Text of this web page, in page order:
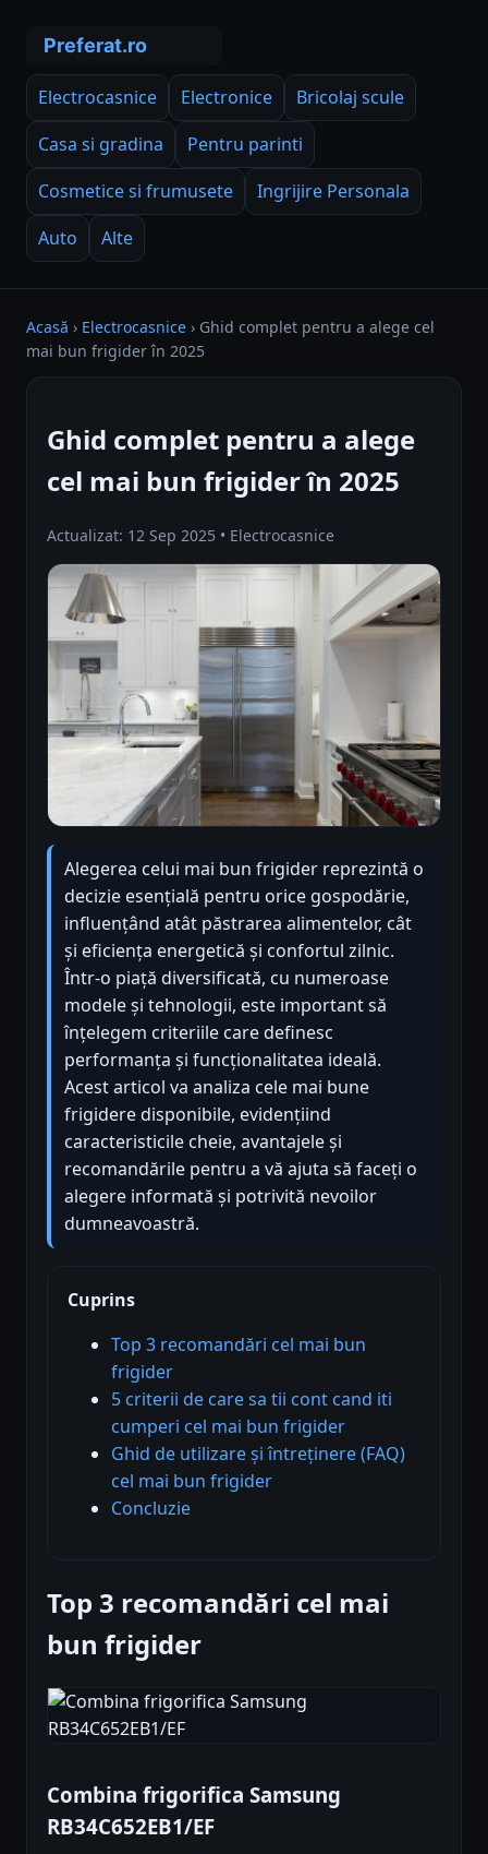
Electrocasnice Electronice
Bricolaj scule
Casa si gradina
Pentru parinti
Cosmetice si frumusete
Ingrijire Personala
Auto
Alte
Acasă › Electrocasnice › Ghid complet pentru a alege cel
mai bun frigider în 2025
Ghid complet pentru a alege
cel mai bun frigider în 2025
Actualizat: 12 Sep 2025 • Electrocasnice
Alegerea celui mai bun frigider reprezintă o
decizie esențială pentru orice gospodărie,
influențând atât păstrarea alimentelor, cât
și eficiența energetică și confortul zilnic.
Într-o piață diversificată, cu numeroase
modele și tehnologii, este important să
înțelegem criteriile care definesc
performanța și funcționalitatea ideală.
Acest articol va analiza cele mai bune
frigidere disponibile, evidențiind
caracteristicile cheie, avantajele și
recomandările pentru a vă ajuta să faceți o
alegere informată și potrivită nevoilor
dumneavoastră.
Cuprins
Top 3 recomandări cel mai bun
frigider
5 criterii de care sa tii cont cand iti
cumperi cel mai bun frigider
Ghid de utilizare și întreținere (FAQ)
cel mai bun frigider
Concluzie
Top 3 recomandări cel mai
bun frigider
Combina frigorifica Samsung
RB34C652EB1/EF